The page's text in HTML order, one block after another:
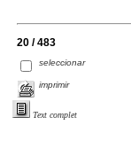
20 / 483
seleccionar
imprimir
Text complet